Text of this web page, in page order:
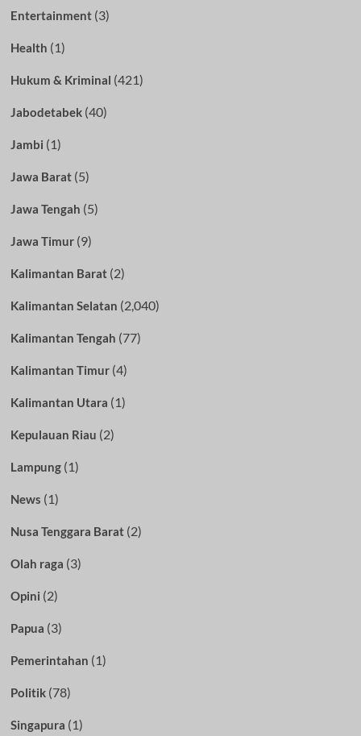
Entertainment(3)
Health (1)
Hukum & Kriminal (421)
Jabodetabek(40)
Jambi (1)
Jawa Barat(5)
Jawa Tengah (5)
Jawa Timur(9)
Kalimantan Barat(2)
Kalimantan Selatan (2,040)
Kalimantan Tengah (77)
Kalimantan Timur(4)
Kalimantan Utara (1)
Kepulauan Riau (2)
Lampung(1)
News (1)
Nusa Tenggara Barat(2)
Olah raga (3)
Opini (2)
Papua (3)
Pemerintahan (1)
Politik(78)
Singapura (1)